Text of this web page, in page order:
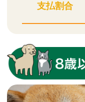
支払割合